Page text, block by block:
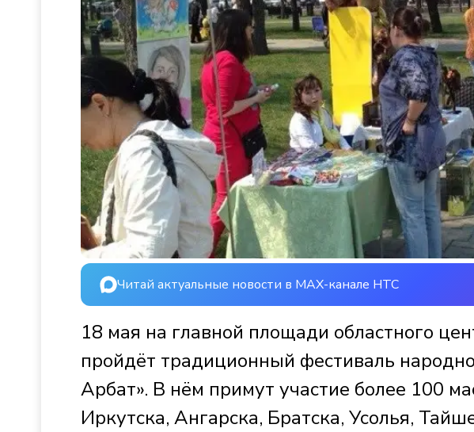
Читай актуальные новости в MAX-канале НТС
18 мая на главной площади областного
пройдёт традиционный фестиваль
Арбат». В нём примут участие более 100
Иркутска, Ангарска, Братска, Усолья,